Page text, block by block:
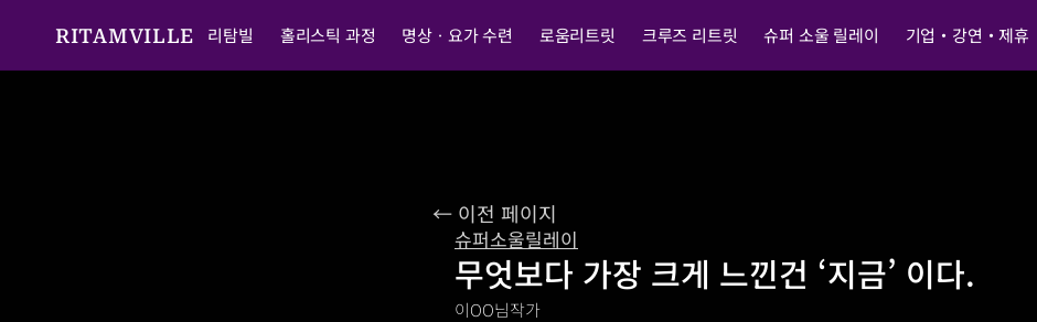
RITAMVILLE 리탐빌 홀리스틱 과정 명상ㆍ요가 수련 로움리트릿 크루즈 리트릿 슈퍼 소울 릴레이 기업・강연・제휴
← 이전 페이지
슈퍼소울릴레이
무엇보다 가장 크게 느낀건 ‘지금’ 이다.
이OO님작가